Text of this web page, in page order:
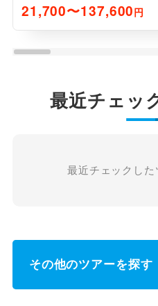
21,700〜137,600円
最近チェッ
最近チェックし
その他のツアーを探す